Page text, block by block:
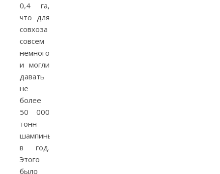
0,4 га,
что для
совхоза
совсем
немного,
и могли
давать
не
более
50 000
тонн
шампиньонов
в год.
Этого
было